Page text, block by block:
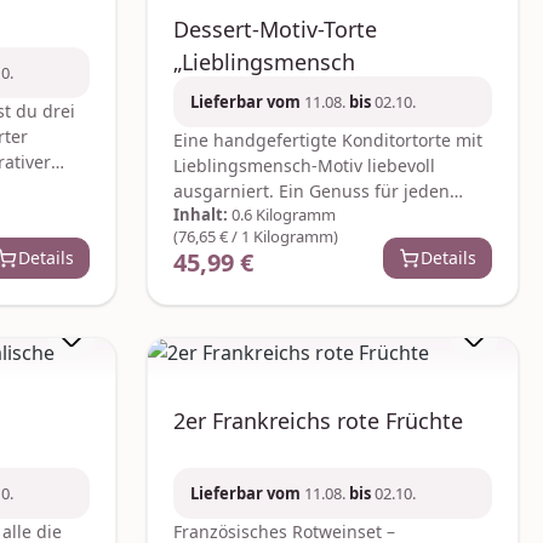
du drei
ist
Details
Dessert-Motiv-Torte
„Lieblingsmensch
Lieferbar vom 11.08. bis02.10.
Eine handgefertigte Konditortorte mit
Lieblingsmensch-Motiv liebevoll
ausgarniert. Ein Genuss für jeden
Tortenliebhaber.Du hast die Wahl
zwischen der Tortenbasis Florenzer Art
eine mit Vollmilch Schokolade
der Tortenbasis Sacher Art eine mit
Nougat-Creme Aprikosen-Konfitüre
Durchmesser: ca. 16 cm. Der Versand
erfolgt in bruchsicherer Verpackung
Inhalt:0.6 Kilogramm
(76,65 € / 1 Kilogramm)
Regulärer Preis:
45,99 € Details
die
2er Frankreichs rote Früchte
Lieferbar vom 11.08. bis02.10.
Französisches Rotweinset –